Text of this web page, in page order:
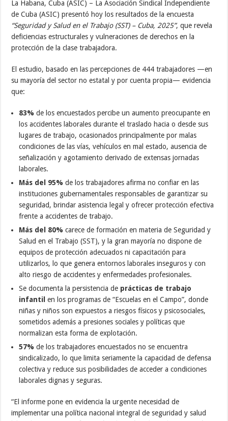
La Habana, Cuba (ASIC) – La Asociación Sindical Independiente
de Cuba (ASIC) presentó hoy los resultados de la encuesta
“Seguridad y Salud en el Trabajo (SST) – Cuba, 2025”, que revela
deficiencias estructurales y vulneraciones de derechos en la
protección de la clase trabajadora.
El estudio, basado en las percepciones de 444 trabajadores —en
su mayoría del sector no estatal y por cuenta propia— evidencia
que:
83% de los encuestados percibe un aumento preocupante en
los accidentes laborales durante el traslado hacia o desde sus
lugares de trabajo, ocasionados principalmente por malas
condiciones de las vías, vehículos en mal estado, ausencia de
señalización y agotamiento derivado de extensas jornadas
laborales.
Más del 95% de los trabajadores afirma no confiar en las
instituciones gubernamentales responsables de garantizar su
seguridad, brindar asistencia legal y ofrecer protección efectiva
frente a accidentes de trabajo.
Más del 80% carece de formación en materia de Seguridad y
Salud en el Trabajo (SST), y la gran mayoría no dispone de
equipos de protección adecuados ni capacitación para
utilizarlos, lo que genera entornos laborales inseguros y con
alto riesgo de accidentes y enfermedades profesionales.
Se documenta la persistencia de prácticas de trabajo
infantil en los programas de “Escuelas en el Campo”, donde
niñas y niños son expuestos a riesgos físicos y psicosociales,
sometidos además a presiones sociales y políticas que
normalizan esta forma de explotación.
57% de los trabajadores encuestados no se encuentra
sindicalizado, lo que limita seriamente la capacidad de defensa
colectiva y reduce sus posibilidades de acceder a condiciones
laborales dignas y seguras.
“El informe pone en evidencia la urgente necesidad de
implementar una política nacional integral de seguridad y salud